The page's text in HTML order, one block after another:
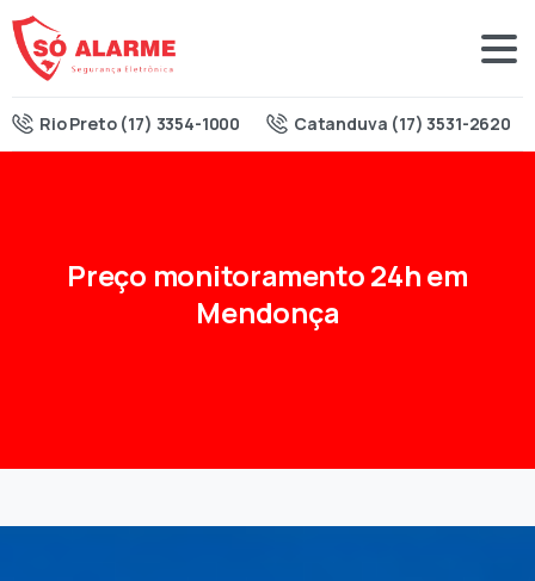
Rio Preto (17) 3354-1000 Catanduva (17) 3531-2620
Preço monitoramento24hem
Mendonça